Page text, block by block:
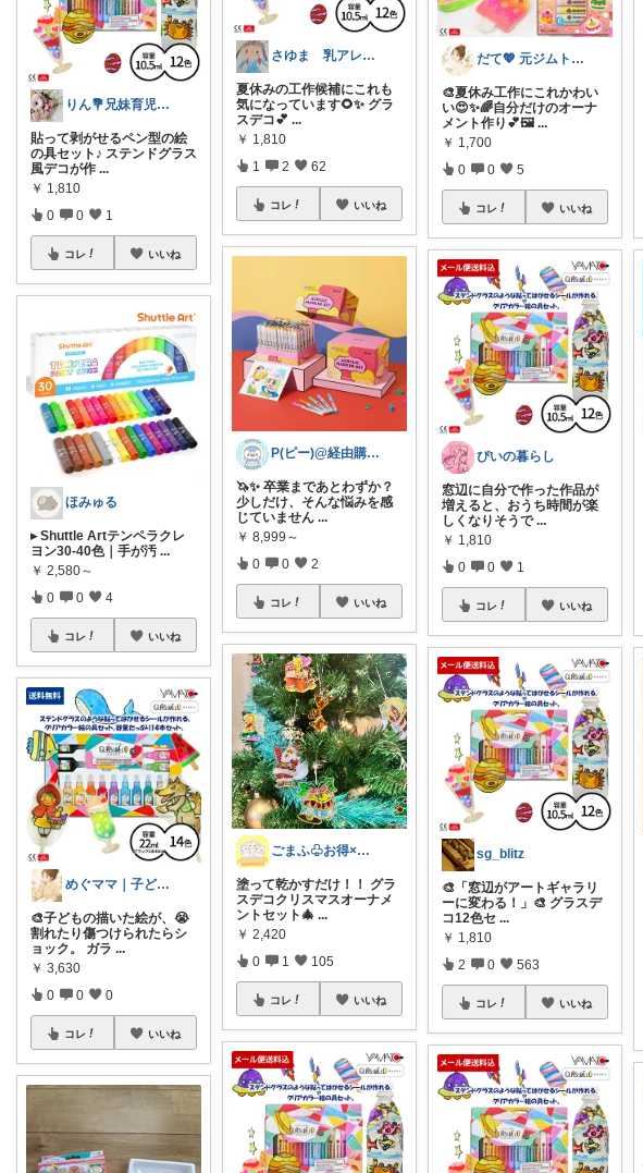
りん💐兄妹育児ママのお家整うグッズ
貼って剥がせるペン型の絵
の具セット♪ ステンドグラス
風デコが作 ...
￥ 1,810
0 0 1
コレ いいね
ほみゅる
▸ Shuttle Artテンペラクレ
ヨン30-40色｜手が汚 ...
￥ 2,580～
0 0 4
コレ いいね
めぐママ｜子どもの勉強が進むグッズオタク
🎨子どもの描いた絵が、😭
割れたり傷つけられたらシ
ョック。 ガラ ...
￥ 3,630
0 0 0
コレ いいね
さゆま 乳アレっ子ママ｜知育×子育てグッ
夏休みの工作候補にこれも
気になっています🌻✨ グラ
スデコ💕...
￥ 1,810
1 2 62
コレ いいね
P(ピー)@経由購入します！
🦄✨ 卒業まであとわずか？
少しだけ、そんな悩みを感
じていません ...
￥ 8,999～
0 0 2
コレ いいね
ごまふ♧お得×便利×カワイイもの
塗って乾かすだけ！！ グラ
スデコクリスマスオーナメ
ントセット🎄 ...
￥ 2,420
0 1 105
コレ いいね
だて💖 元ジムトレーナーママ子育て美容
🎨夏休み工作にこれかわい
い😍✨🌈自分だけのオーナ
メント作り💕🖼 ...
￥ 1,700
0 0 5
コレ いいね
ぴいの暮らし
窓辺に自分で作った作品が
増えると、おうち時間が楽
しくなりそうで ...
￥ 1,810
0 0 1
コレ いいね
sg_blitz
🎨「窓辺がアートギャラリ
ーに変わる！」🎨 グラスデ
コ12色セ ...
￥ 1,810
2 0 563
コレ いいね